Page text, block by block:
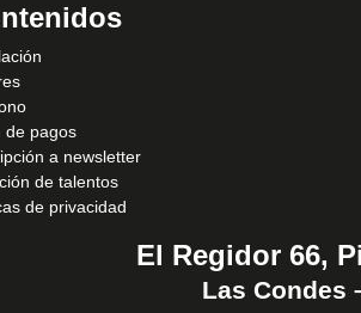
de pagos
a newsletter
de talentos
de privacidad
El Regidor 66,
Las Condes